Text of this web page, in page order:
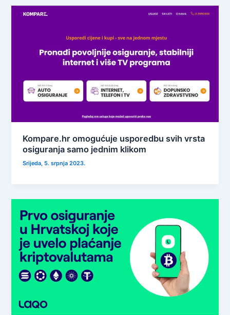
Kompare.hr omogućuje usporedbu svih vrsta
osiguranja samo jednim klikom
Srijeda, 5. srpnja 2023.